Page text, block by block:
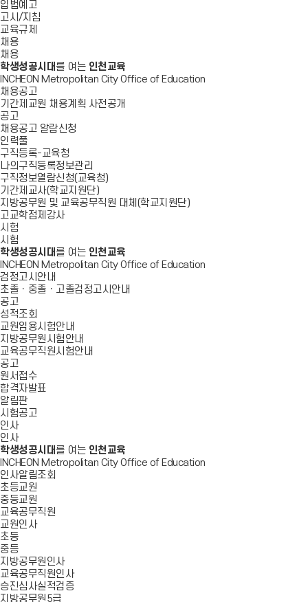
입법예고
고시/지침
교육규제
채용
채용
학생성공시대 를 여는 인천교육
INCHEON Metropolitan City Office of Education
채용공고
기간제교원 채용계획 사전공개
공고
채용공고 알람신청
인력풀
구직등록-교육청
나의구직등록정보관리
구직정보열람신청(교육청)
기간제교사(학교지원단)
지방공무원 및 교육공무직원 대체(학교지원단)
고교학점제강사
시험
시험
학생성공시대 를 여는 인천교육
INCHEON Metropolitan City Office of Education
검정고시안내
초졸ㆍ중졸ㆍ고졸검정고시안내
공고
성적조회
교원임용시험안내
지방공무원시험안내
교육공무직원시험안내
공고
원서접수
합격자발표
알림판
시험공고
인사
인사
학생성공시대 를 여는 인천교육
INCHEON Metropolitan City Office of Education
인사알림조회
초등교원
중등교원
교육공무직원
교원인사
초등
중등
지방공무원인사
교육공무직원인사
승진심사실적검증
지방공무원5급